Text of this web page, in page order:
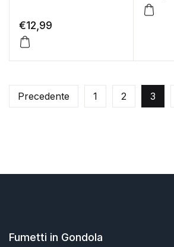
€12,99
Precedente 1 2 3
Fumetti in Gondola